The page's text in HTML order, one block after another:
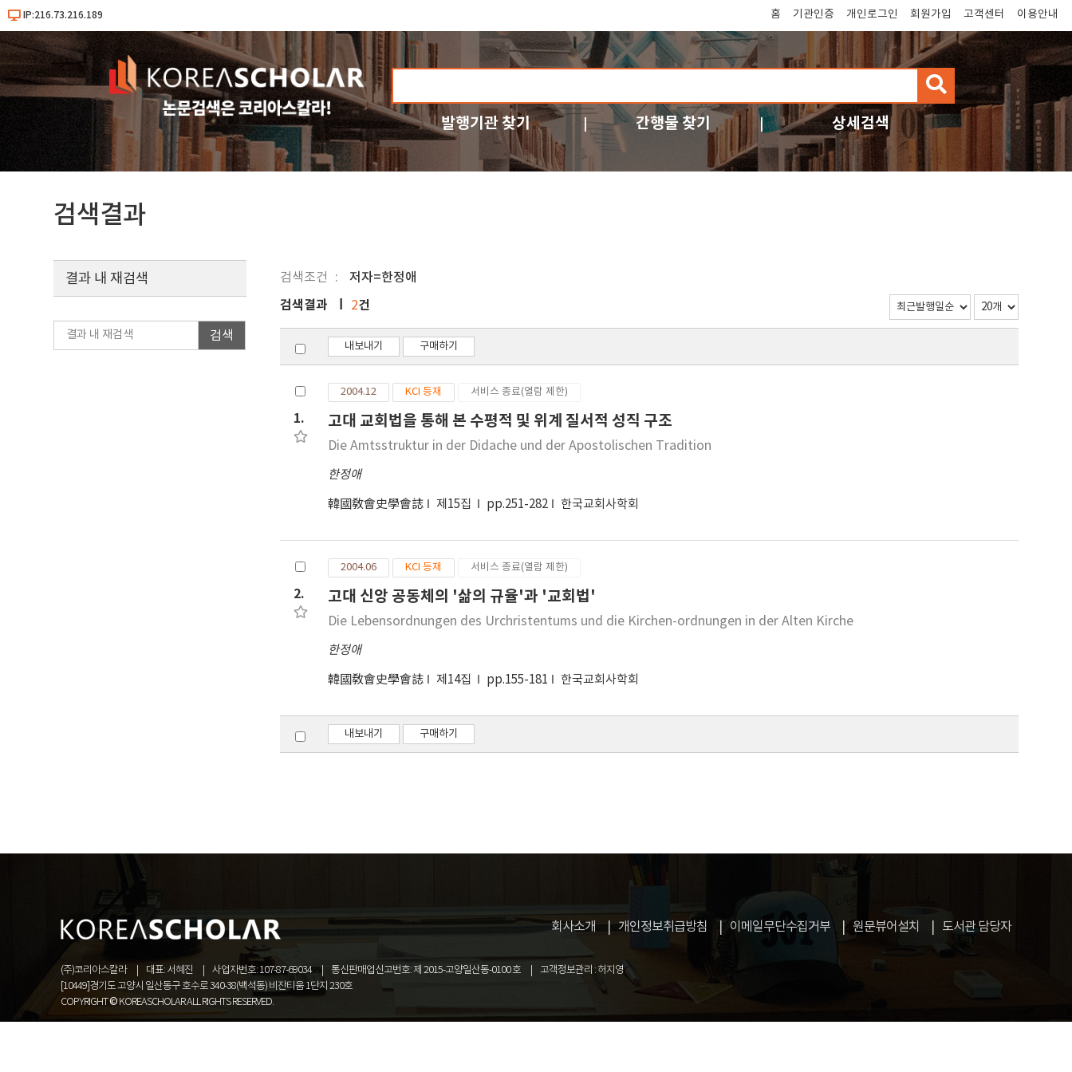
IP:216.73.216.189 홈 기관인증 개인로그인 회원가입 고객센터 이용안내
검
색
발행기관 찾기 간행물 찾기 상세검색
검색결과
검색조건 저자=한정애
결과 내 재검색
검색
검색결과 2건
내보내기 구매하기
1.
2004.12 KCI 등재 서비스 종료(열람 제한)
고대 교회법을 통해 본 수평적 및 위계 질서적 성직 구조
Die Amtsstruktur in der Didache und der Apostolischen Tradition
한정애
韓國敎會史學會誌 제15집 pp.251-282 한국교회사학회
2.
2004.06 KCI 등재 서비스 종료(열람 제한)
고대 신앙 공동체의 '삶의 규율'과 '교회법'
Die Lebensordnungen des Urchristentums und die Kirchen-ordnungen in der Alten Kirche
한정애
韓國敎會史學會誌 제14집 pp.155-181 한국교회사학회
내보내기 구매하기
회사소개 개인정보취급방침 이메일무단수집거부 원문뷰어설치 도서관 담당자
(주)코리아스칼라 대표: 서혜진 사업자번호: 107-87-69034 통신판매업신고번호: 제 2015-고양일산동-0100 호
고객정보관리 : 허지영
[10449]경기도 고양시 일산동구 호수로 340-38(백석동) 비잔티움 1단지 230호
COPYRIGHT © KOREASCHOLAR ALL RIGHTS RESERVED.